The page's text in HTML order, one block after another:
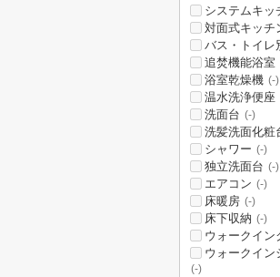
システムキッ
対面式キッチ
バス・トイレ
追焚機能浴室
浴室乾燥機 (-)
温水洗浄便座
洗面台 (-)
洗髪洗面化粧
シャワー (-)
独立洗面台 (-)
エアコン (-)
床暖房 (-)
床下収納 (-)
ウォークイン
ウォークイン
(-)